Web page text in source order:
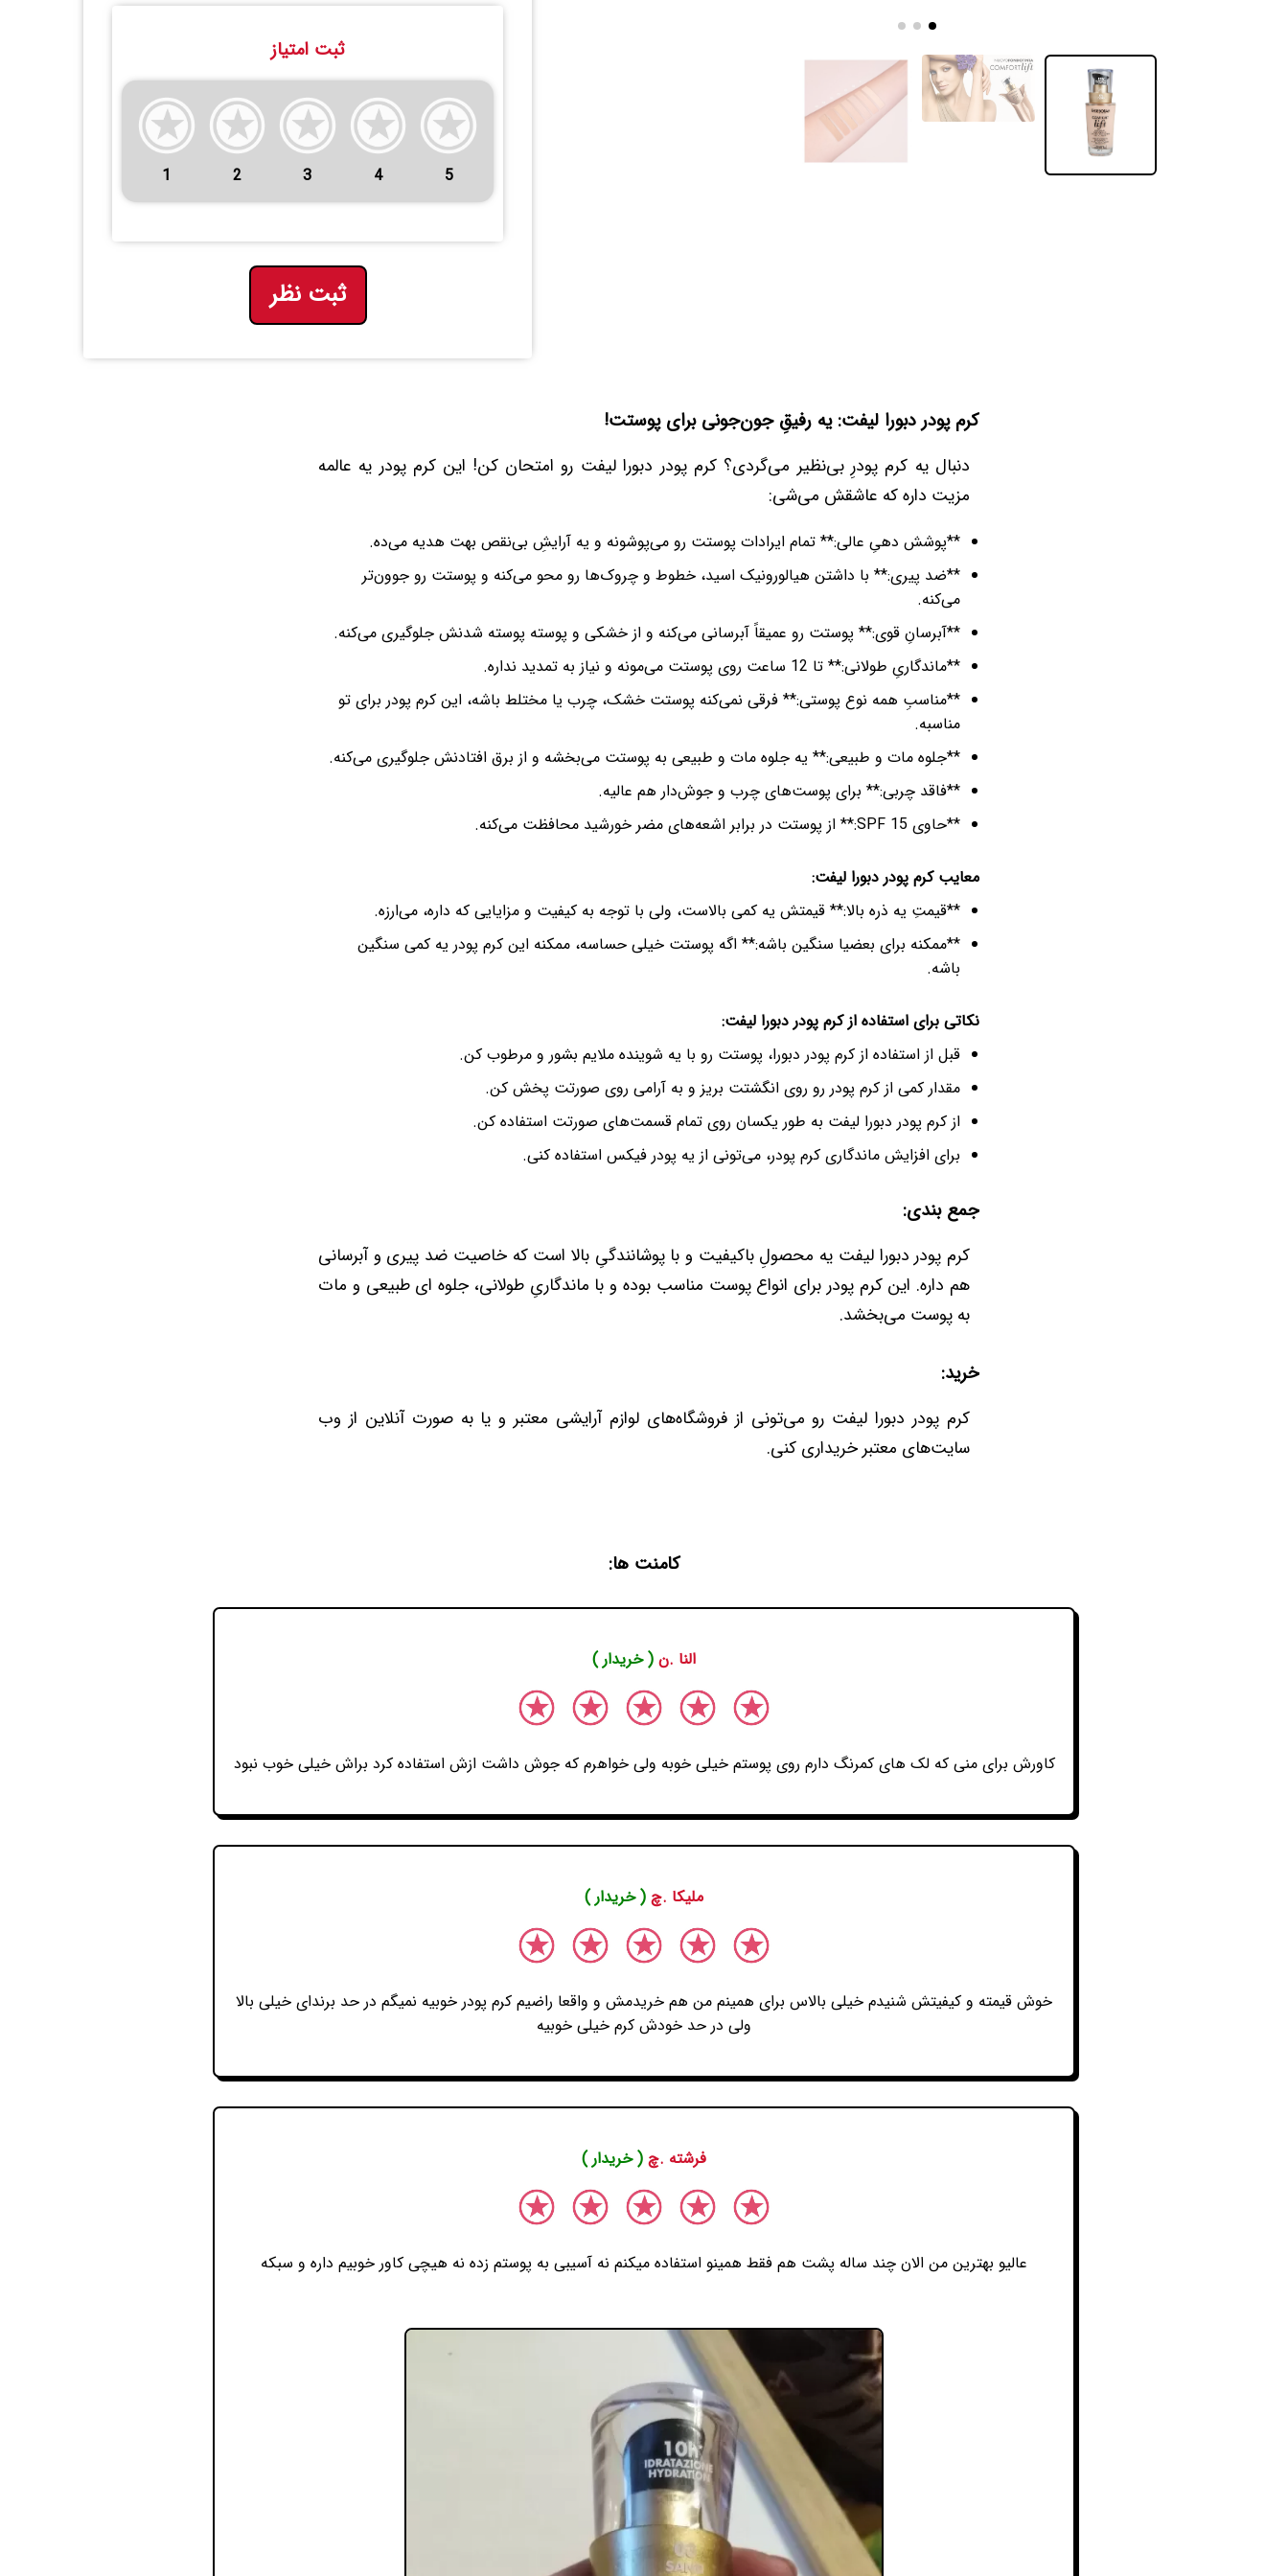
ثبت امتیاز
1 2 3 4 5
ثبت نظر
کرم پودر دبورا لیفت: یه رفیقِ جون‌جونی برای پوستت!
دنبال یه کرم پودرِ بی‌نظیر می‌گردی؟ کرم پودر دبورا لیفت رو امتحان کن! این کرم پودر یه عالمه
مزیت داره که عاشقش می‌شی:
**پوشش دهیِ عالی:** تمام ایرادات پوستت رو می‌پوشونه و یه آرایشِ بی‌نقص بهت هدیه می‌ده.
**ضد پیری:** با داشتن هیالورونیک اسید، خطوط و چروک‌ها رو محو می‌کنه و پوستت رو جوون‌تر
می‌کنه.
**آبرسانِ قوی:** پوستت رو عمیقاً آبرسانی می‌کنه و از خشکی و پوسته پوسته شدنش جلوگیری می‌کنه.
**ماندگاریِ طولانی:** تا 12 ساعت روی پوستت می‌مونه و نیاز به تمدید نداره.
**مناسبِ همه نوع پوستی:** فرقی نمی‌کنه پوستت خشک، چرب یا مختلط باشه، این کرم پودر برای تو
مناسبه.
**جلوه مات و طبیعی:** یه جلوه مات و طبیعی به پوستت می‌بخشه و از برق افتادنش جلوگیری می‌کنه.
**فاقد چربی:** برای پوست‌های چرب و جوش‌دار هم عالیه.
**حاوی SPF 15:** از پوستت در برابر اشعه‌های مضر خورشید محافظت می‌کنه.
معایب کرم پودر دبورا لیفت:
**قیمتِ یه ذره بالا:** قیمتش یه کمی بالاست، ولی با توجه به کیفیت و مزایایی که داره، می‌ارزه.
**ممکنه برای بعضیا سنگین باشه:** اگه پوستت خیلی حساسه، ممکنه این کرم پودر یه کمی سنگین
باشه.
نکاتی برای استفاده از کرم پودر دبورا لیفت:
قبل از استفاده از کرم پودر دبورا، پوستت رو با یه شوینده ملایم بشور و مرطوب کن.
مقدار کمی از کرم پودر رو روی انگشتت بریز و به آرامی روی صورتت پخش کن.
از کرم پودر دبورا لیفت به طور یکسان روی تمام قسمت‌های صورتت استفاده کن.
برای افزایش ماندگاری کرم پودر، می‌تونی از یه پودر فیکس استفاده کنی.
جمع بندی:
کرم پودر دبورا لیفت یه محصولِ باکیفیت و با پوشانندگیِ بالا است که خاصیت ضد پیری و آبرسانی
هم داره. این کرم پودر برای انواع پوست مناسب بوده و با ماندگاریِ طولانی، جلوه ای طبیعی و مات
به پوست می‌بخشد.
خرید:
کرم پودر دبورا لیفت رو می‌تونی از فروشگاه‌های لوازم آرایشی معتبر و یا به صورت آنلاین از وب
سایت‌های معتبر خریداری کنی.
کامنت ها:
النا .ن ( خریدار )
کاورش برای منی که لک های کمرنگ دارم روی پوستم خیلی خوبه ولی خواهرم که جوش داشت ازش استفاده کرد براش خیلی خوب نبود
ملیکا .چ ( خریدار )
خوش قیمته و کیفیتش شنیدم خیلی بالاس برای همینم من هم خریدمش و واقعا راضیم کرم پودر خوبیه نمیگم در حد برندای خیلی بالا
ولی در حد خودش کرم خیلی خوبیه
فرشته .چ ( خریدار )
عالیو بهترین من الان چند ساله پشت هم فقط همینو استفاده میکنم نه آسیبی به پوستم زده نه هیچی کاور خوبیم داره و سبکه